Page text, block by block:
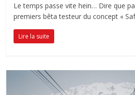
Le temps passe vite hein… Dire que
premiers bêta testeur du concept «
Lire la suite